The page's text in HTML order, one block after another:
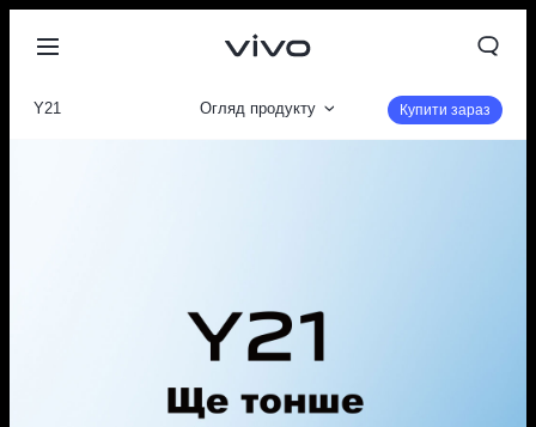
Y21 Огляд продукту Купити зараз